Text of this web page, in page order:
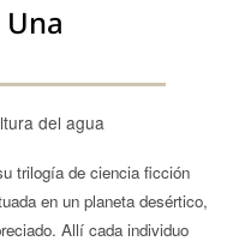
trilogía de ciencia ficción
en un planeta desértico,
Allí cada individuo